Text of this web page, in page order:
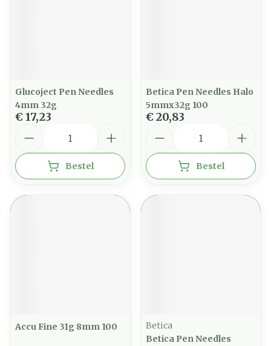
Glucoject Pen Needles
4mm 32g
€ 17,23
Bestel
Betica Pen Needles Halo
5mmx32g 100
€ 20,83
Bestel
Accu Fine 31g 8mm 100
Betica
Betica Pen Needles